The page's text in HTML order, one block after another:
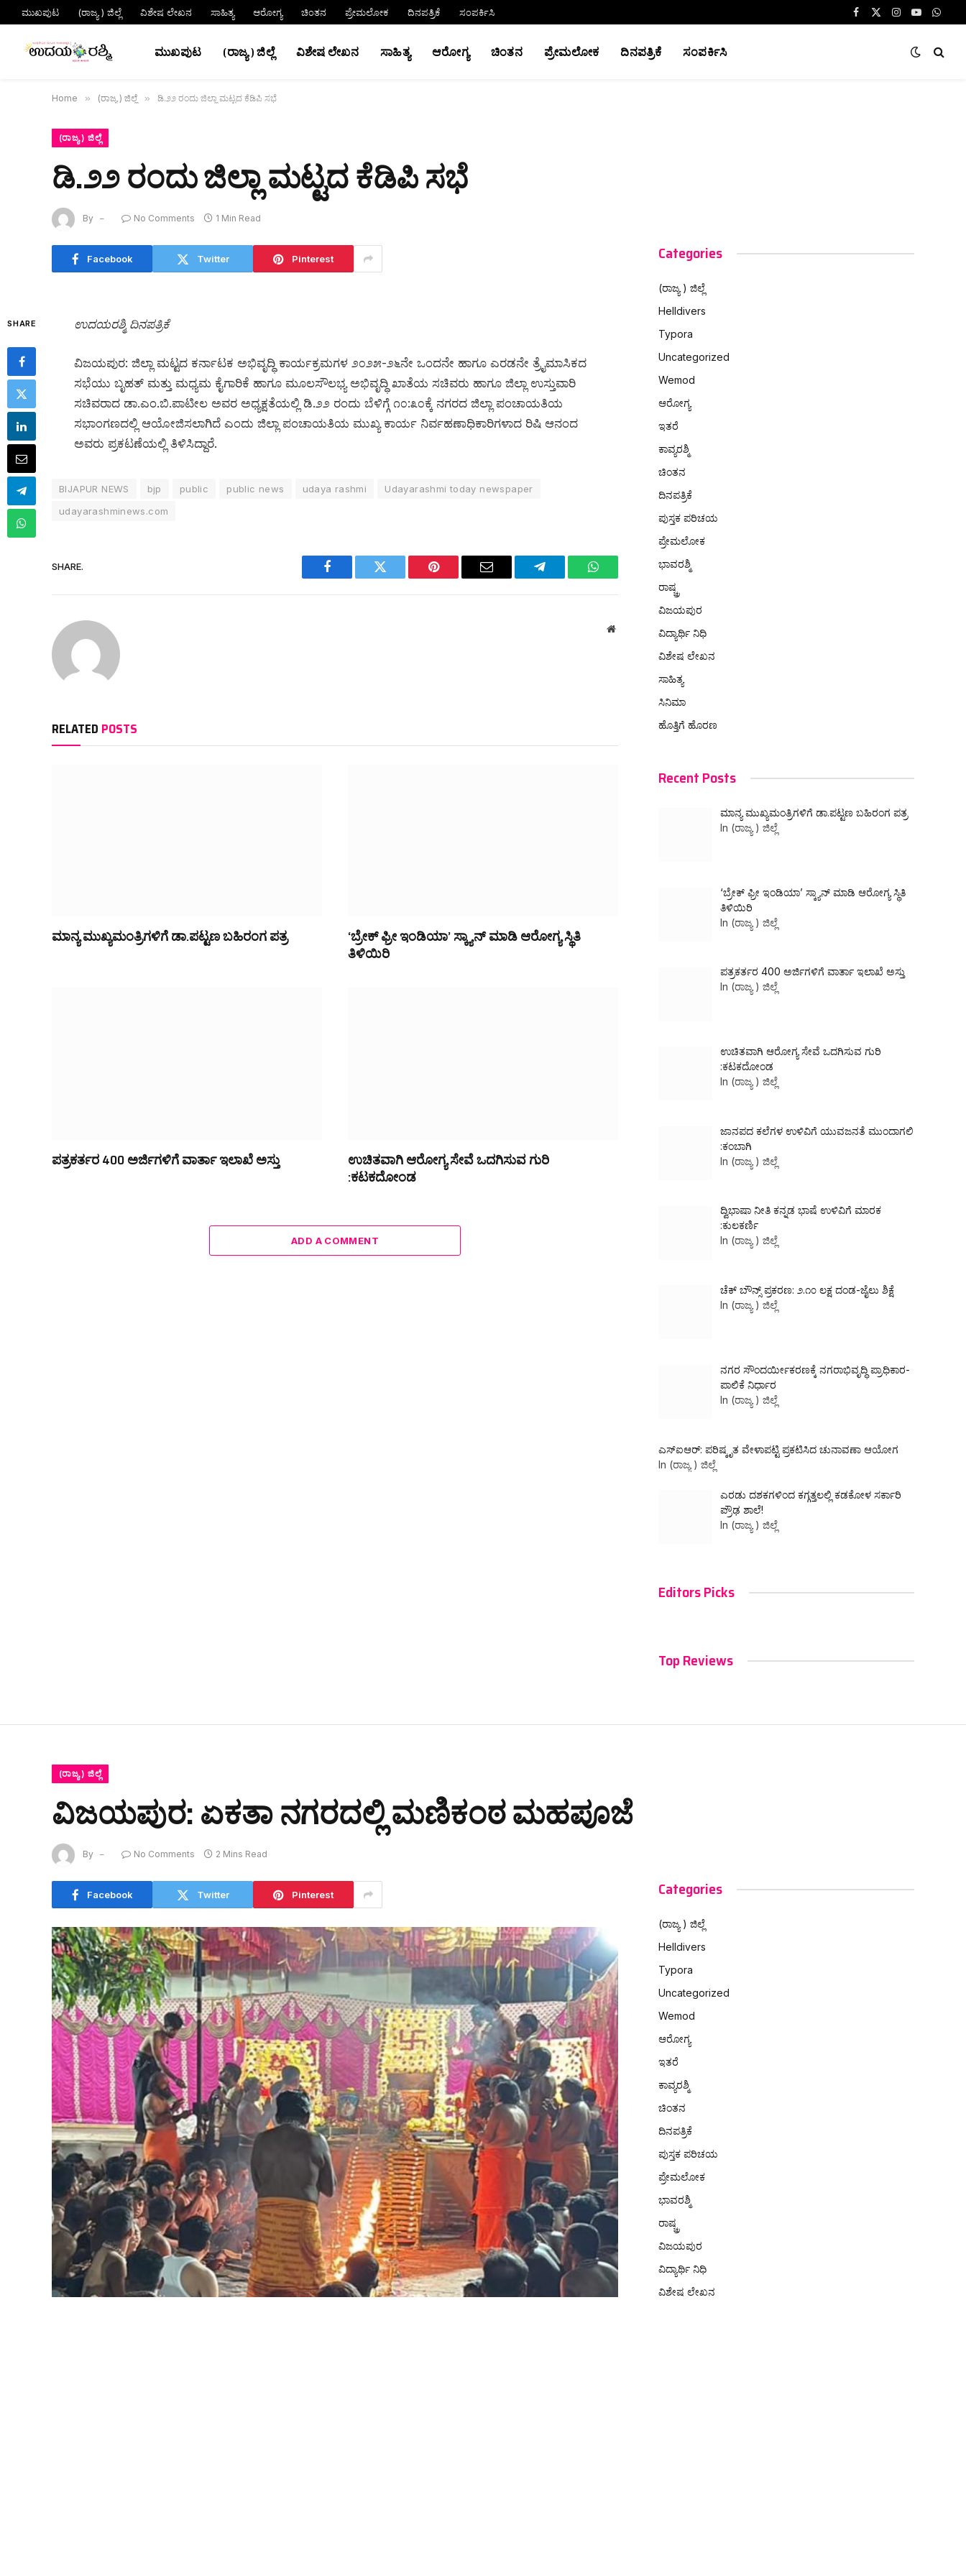
ಮುಖಪುಟ (ರಾಜ್ಯ ) ಜಿಲ್ಲೆ ವಿಶೇಷ ಲೇಖನ ಸಾಹಿತ್ಯ ಆರೋಗ್ಯ ಚಿಂತನ ಪ್ರೇಮಲೋಕ ದಿನಪತ್ರಿಕೆ ಸಂಪರ್ಕಿಸಿ
Facebook
X
Instagram
YouTube
ಮುಖಪುಟ (ರಾಜ್ಯ ) ಜಿಲ್ಲೆ ವಿಶೇಷ ಲೇಖನ ಸಾಹಿತ್ಯ ಆರೋಗ್ಯ ಚಿಂತನ ಪ್ರೇಮಲೋಕ ದಿನಪತ್ರಿಕೆ ಸಂಪರ್ಕಿಸಿ
Home » (ರಾಜ್ಯ ) ಜಿಲ್ಲೆ » ಡಿ.೨೨ ರಂದು ಜಿಲ್ಲಾ ಮಟ್ಟದ ಕೆಡಿಪಿ ಸಭೆ
(ರಾಜ್ಯ ) ಜಿಲ್ಲೆ
ಡಿ.೨೨ ರಂದು ಜಿಲ್ಲಾ ಮಟ್ಟದ ಕೆಡಿಪಿ ಸಭೆ
By No Comments 1 Min Read
Facebook Twitter Pinterest
SHARE ಉದಯರಶ್ಮಿ ದಿನಪತ್ರಿಕೆ
ವಿಜಯಪುರ: ಜಿಲ್ಲಾ ಮಟ್ಟದ ಕರ್ನಾಟಕ ಅಭಿವೃದ್ಧಿ ಕಾರ್ಯಕ್ರಮಗಳ ೨೦೨೫-೨೬ನೇ ಒಂದನೇ ಹಾಗೂ ಎರಡನೇ ತ್ರೈಮಾಸಿಕದ
ಸಭೆಯು ಬೃಹತ್ ಮತ್ತು ಮಧ್ಯಮ ಕೈಗಾರಿಕೆ ಹಾಗೂ ಮೂಲಸೌಲಭ್ಯ ಅಭಿವೃದ್ಧಿ ಖಾತೆಯ ಸಚಿವರು ಹಾಗೂ ಜಿಲ್ಲಾ ಉಸ್ತುವಾರಿ
ಸಚಿವರಾದ ಡಾ.ಎಂ.ಬಿ.ಪಾಟೀಲ ಅವರ ಅಧ್ಯಕ್ಷತೆಯಲ್ಲಿ ಡಿ.೨೨ ರಂದು ಬೆಳಿಗ್ಗೆ ೧೦:೩೦ಕ್ಕೆ ನಗರದ ಜಿಲ್ಲಾ ಪಂಚಾಯತಿಯ
ಸಭಾಂಗಣದಲ್ಲಿ ಆಯೋಜಿಸಲಾಗಿದೆ ಎಂದು ಜಿಲ್ಲಾ ಪಂಚಾಯತಿಯ ಮುಖ್ಯ ಕಾರ್ಯ ನಿರ್ವಹಣಾಧಿಕಾರಿಗಳಾದ ರಿಷಿ ಆನಂದ
ಅವರು ಪ್ರಕಟಣೆಯಲ್ಲಿ ತಿಳಿಸಿದ್ದಾರೆ.
BIJAPUR NEWS bjp public public news udaya rashmi
Udayarashmi today newspaper
udayarashminews.com
SHARE.
Facebook Twitter Pinterest Email Telegram WhatsApp
Website
RELATED POSTS
ಮಾನ್ಯ ಮುಖ್ಯಮಂತ್ರಿಗಳಿಗೆ ಡಾ.ಪಟ್ಟಣ ಬಹಿರಂಗ ಪತ್ರ
‘ಬ್ರೇಕ್ ಫ್ರೀ ಇಂಡಿಯಾ’ ಸ್ಕ್ಯಾನ್ ಮಾಡಿ ಆರೋಗ್ಯ ಸ್ಥಿತಿ
ತಿಳಿಯಿರಿ
ಪತ್ರಕರ್ತರ 400 ಅರ್ಜಿಗಳಿಗೆ ವಾರ್ತಾ ಇಲಾಖೆ ಅಸ್ತು
ಉಚಿತವಾಗಿ ಆರೋಗ್ಯ ಸೇವೆ ಒದಗಿಸುವ ಗುರಿ
:ಕಟಕದೋಂಡ
ADD A COMMENT
Categories
(ರಾಜ್ಯ ) ಜಿಲ್ಲೆ
Helldivers
Typora
Uncategorized
Wemod
ಆರೋಗ್ಯ
ಇತರೆ
ಕಾವ್ಯರಶ್ಮಿ
ಚಿಂತನ
ದಿನಪತ್ರಿಕೆ
ಪುಸ್ತಕ ಪರಿಚಯ
ಪ್ರೇಮಲೋಕ
ಭಾವರಶ್ಮಿ
ರಾಷ್ಚ್ರ
ವಿಜಯಪುರ
ವಿದ್ಯಾರ್ಥಿ ನಿಧಿ
ವಿಶೇಷ ಲೇಖನ
ಸಾಹಿತ್ಯ
ಸಿನಿಮಾ
ಹೊತ್ತಿಗೆ ಹೊರಣ
Recent Posts
ಮಾನ್ಯ ಮುಖ್ಯಮಂತ್ರಿಗಳಿಗೆ ಡಾ.ಪಟ್ಟಣ ಬಹಿರಂಗ ಪತ್ರ
In (ರಾಜ್ಯ ) ಜಿಲ್ಲೆ
‘ಬ್ರೇಕ್ ಫ್ರೀ ಇಂಡಿಯಾ’ ಸ್ಕ್ಯಾನ್ ಮಾಡಿ ಆರೋಗ್ಯ ಸ್ಥಿತಿ
ತಿಳಿಯಿರಿ
In (ರಾಜ್ಯ ) ಜಿಲ್ಲೆ
ಪತ್ರಕರ್ತರ 400 ಅರ್ಜಿಗಳಿಗೆ ವಾರ್ತಾ ಇಲಾಖೆ ಅಸ್ತು
In (ರಾಜ್ಯ ) ಜಿಲ್ಲೆ
ಉಚಿತವಾಗಿ ಆರೋಗ್ಯ ಸೇವೆ ಒದಗಿಸುವ ಗುರಿ
:ಕಟಕದೋಂಡ
In (ರಾಜ್ಯ ) ಜಿಲ್ಲೆ
ಜಾನಪದ ಕಲೆಗಳ ಉಳಿವಿಗೆ ಯುವಜನತೆ ಮುಂದಾಗಲಿ
:ಕಂಬಾಗಿ
In (ರಾಜ್ಯ ) ಜಿಲ್ಲೆ
ದ್ವಿಭಾಷಾ ನೀತಿ ಕನ್ನಡ ಭಾಷೆ ಉಳಿವಿಗೆ ಮಾರಕ
:ಕುಲಕರ್ಣಿ
In (ರಾಜ್ಯ ) ಜಿಲ್ಲೆ
ಚೆಕ್ ಬೌನ್ಸ್ ಪ್ರಕರಣ: ₹೨.೧೦ ಲಕ್ಷ ದಂಡ-ಜೈಲು ಶಿಕ್ಷೆ
In (ರಾಜ್ಯ ) ಜಿಲ್ಲೆ
ನಗರ ಸೌಂದರ್ಯೀಕರಣಕ್ಕೆ ನಗರಾಭಿವೃದ್ಧಿ ಪ್ರಾಧಿಕಾರ-
ಪಾಲಿಕೆ ನಿರ್ಧಾರ
In (ರಾಜ್ಯ ) ಜಿಲ್ಲೆ
ಎಸ್ಐಆರ್: ಪರಿಷ್ಕೃತ ವೇಳಾಪಟ್ಟಿ ಪ್ರಕಟಿಸಿದ ಚುನಾವಣಾ ಆಯೋಗ
In (ರಾಜ್ಯ ) ಜಿಲ್ಲೆ
ಎರಡು ದಶಕಗಳಿಂದ ಕಗ್ಗತ್ತಲಲ್ಲಿ ಕಡಕೋಳ ಸರ್ಕಾರಿ
ಪ್ರೌಢ ಶಾಲೆ!
In (ರಾಜ್ಯ ) ಜಿಲ್ಲೆ
Editors Picks
Top Reviews
(ರಾಜ್ಯ ) ಜಿಲ್ಲೆ
ವಿಜಯಪುರ: ಏಕತಾ ನಗರದಲ್ಲಿ ಮಣಿಕಂಠ ಮಹಪೂಜೆ
By No Comments 2 Mins Read
Facebook Twitter Pinterest Categories
(ರಾಜ್ಯ ) ಜಿಲ್ಲೆ
Helldivers
Typora
Uncategorized
Wemod
ಆರೋಗ್ಯ
ಇತರೆ
ಕಾವ್ಯರಶ್ಮಿ
ಚಿಂತನ
ದಿನಪತ್ರಿಕೆ
ಪುಸ್ತಕ ಪರಿಚಯ
ಪ್ರೇಮಲೋಕ
ಭಾವರಶ್ಮಿ
ರಾಷ್ಚ್ರ
ವಿಜಯಪುರ
ವಿದ್ಯಾರ್ಥಿ ನಿಧಿ
ವಿಶೇಷ ಲೇಖನ